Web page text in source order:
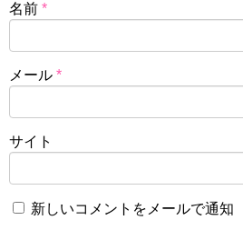
名前 *
メール *
サイト
新しいコメントをメールで通知